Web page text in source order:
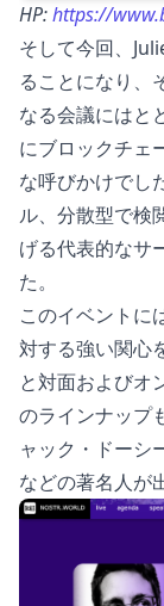
HP:https://
そして今回、
ることになり
なる会議にはと
にブロックチェ
な呼びかけでし
ル、分散型で検
げる代表的なサ
た。
このイベントに
対する強い関心
と対面およびオ
のラインナップ
ャック・ドーシ
などの著名人が